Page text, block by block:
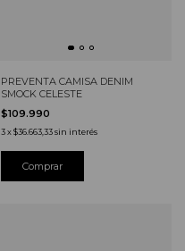
PREVENTA CAMISA DENIM
SMOCK CELESTE
$109.990
3 x$36.663,33 sin interés
Comprar